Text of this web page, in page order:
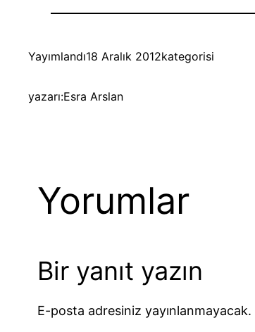
Yayımlandı18 Aralık 2012kategorisi
yazarı:Esra Arslan
Yorumlar
Bir yanıt yazın
E-posta adresiniz yayınlanmayacak.